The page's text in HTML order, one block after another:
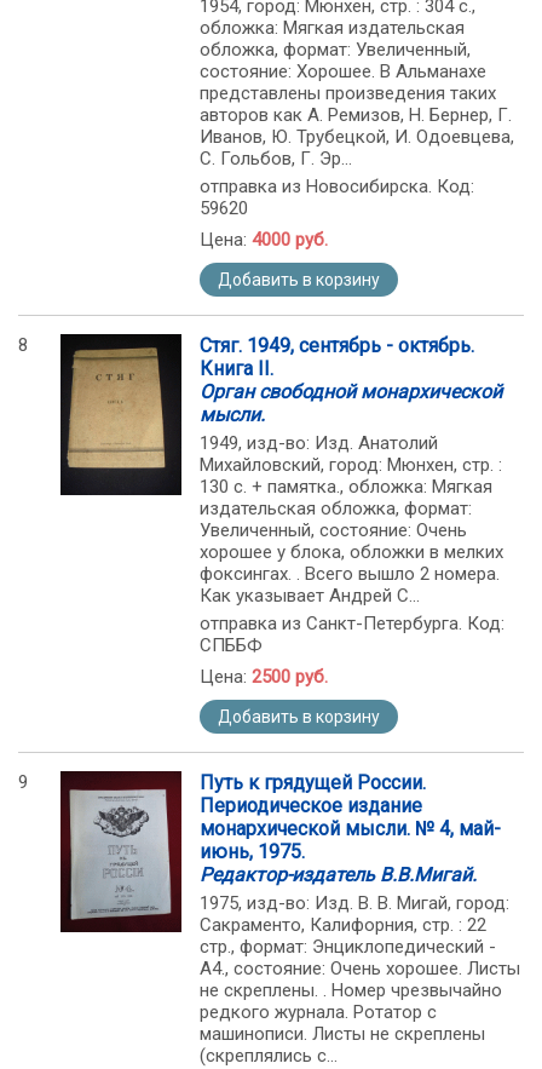
1954, город: Мюнхен, стр. : 304 с.,
обложка: Мягкая издательская
обложка, формат: Увеличенный,
состояние: Хорошее. В Альманахе
представлены произведения таких
авторов как А. Ремизов, Н. Бернер, Г.
Иванов, Ю. Трубецкой, И. Одоевцева,
С. Гольбов, Г. Эр...
отправка из Новосибирска. Код:
59620
Цена: 4000 руб.
Добавить в корзину
8
Стяг. 1949, сентябрь - октябрь.
Книга II.
Орган свободной монархической
мысли.
1949, изд-во: Изд. Анатолий
Михайловский, город: Мюнхен, стр. :
130 с. + памятка., обложка: Мягкая
издательская обложка, формат:
Увеличенный, состояние: Очень
хорошее у блока, обложки в мелких
фоксингах. . Всего вышло 2 номера.
Как указывает Андрей С...
отправка из Санкт-Петербурга. Код:
СПББФ
Цена: 2500 руб.
Добавить в корзину
9
Путь к грядущей России.
Периодическое издание
монархической мысли. № 4, май-
июнь, 1975.
Редактор-издатель В.В.Мигай.
1975, изд-во: Изд. В. В. Мигай, город:
Сакраменто, Калифорния, стр. : 22
стр., формат: Энциклопедический -
А4., состояние: Очень хорошее. Листы
не скреплены. . Номер чрезвычайно
редкого журнала. Ротатор с
машинописи. Листы не скреплены
(скреплялись с...